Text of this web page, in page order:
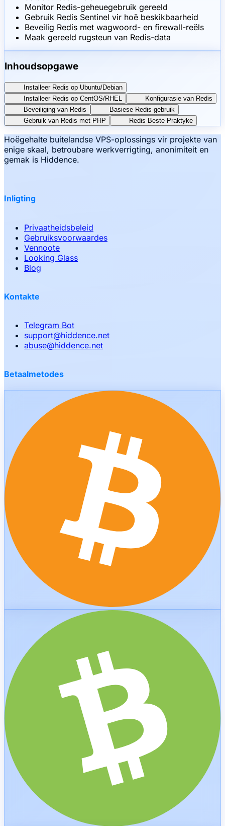
Monitor Redis-geheuegebruik gereeld
Gebruik Redis Sentinel vir hoë beskikbaarheid
Beveilig Redis met wagwoord- en firewall-reëls
Maak gereeld rugsteun van Redis-data
Inhoudsopgawe
Installeer Redis op Ubuntu/Debian
Installeer Redis op CentOS/RHEL
Konfigurasie van Redis
Beveiliging van Redis
Basiese Redis-gebruik
Gebruik van Redis met PHP
Redis Beste Praktyke
Hoëgehalte buitelandse VPS-oplossings vir projekte van
enige skaal, betroubare werkverrigting, anonimiteit en
gemak is Hiddence.
Inligting
Privaatheidsbeleid
Gebruiksvoorwaardes
Vennoote
Looking Glass
Blog
Kontakte
Telegram Bot
support@hiddence.net
abuse@hiddence.net
Betaalmetodes